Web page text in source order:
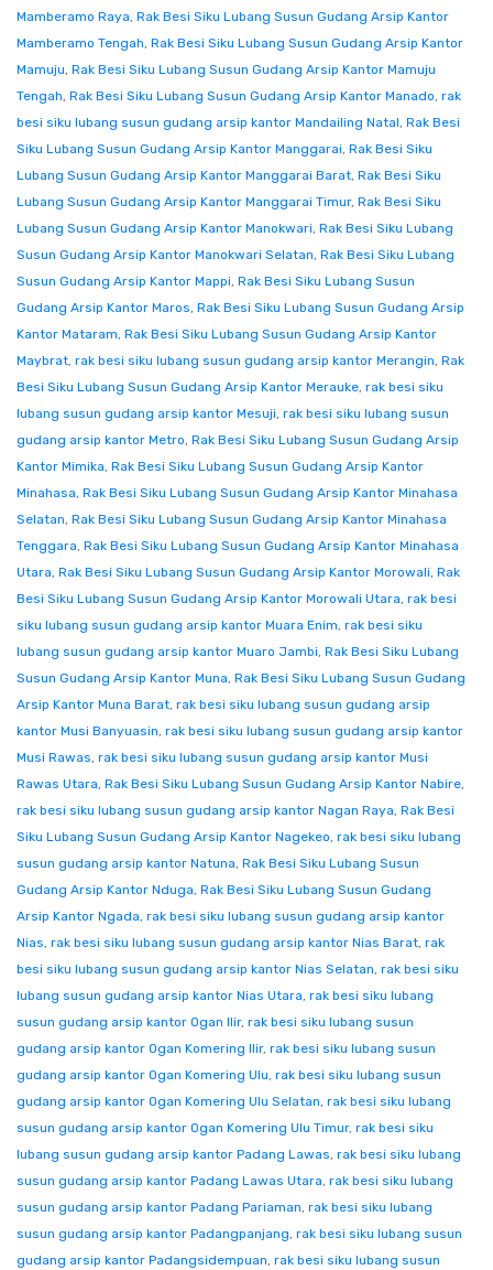
Mamberamo Raya, Rak Besi Siku Lubang Susun Gudang Arsip Kantor
Mamberamo Tengah, Rak Besi Siku Lubang Susun Gudang Arsip Kantor
Mamuju, Rak Besi Siku Lubang Susun Gudang Arsip Kantor Mamuju
Tengah, Rak Besi Siku Lubang Susun Gudang Arsip Kantor Manado, rak
besi siku lubang susun gudang arsip kantor Mandailing Natal, Rak Besi
Siku Lubang Susun Gudang Arsip Kantor Manggarai, Rak Besi Siku
Lubang Susun Gudang Arsip Kantor Manggarai Barat, Rak Besi Siku
Lubang Susun Gudang Arsip Kantor Manggarai Timur, Rak Besi Siku
Lubang Susun Gudang Arsip Kantor Manokwari, Rak Besi Siku Lubang
Susun Gudang Arsip Kantor Manokwari Selatan, Rak Besi Siku Lubang
Susun Gudang Arsip Kantor Mappi, Rak Besi Siku Lubang Susun
Gudang Arsip Kantor Maros, Rak Besi Siku Lubang Susun Gudang Arsip
Kantor Mataram, Rak Besi Siku Lubang Susun Gudang Arsip Kantor
Maybrat, rak besi siku lubang susun gudang arsip kantor Merangin, Rak
Besi Siku Lubang Susun Gudang Arsip Kantor Merauke, rak besi siku
lubang susun gudang arsip kantor Mesuji, rak besi siku lubang susun
gudang arsip kantor Metro, Rak Besi Siku Lubang Susun Gudang Arsip
Kantor Mimika, Rak Besi Siku Lubang Susun Gudang Arsip Kantor
Minahasa, Rak Besi Siku Lubang Susun Gudang Arsip Kantor Minahasa
Selatan, Rak Besi Siku Lubang Susun Gudang Arsip Kantor Minahasa
Tenggara, Rak Besi Siku Lubang Susun Gudang Arsip Kantor Minahasa
Utara, Rak Besi Siku Lubang Susun Gudang Arsip Kantor Morowali, Rak
Besi Siku Lubang Susun Gudang Arsip Kantor Morowali Utara, rak besi
siku lubang susun gudang arsip kantor Muara Enim, rak besi siku
lubang susun gudang arsip kantor Muaro Jambi, Rak Besi Siku Lubang
Susun Gudang Arsip Kantor Muna, Rak Besi Siku Lubang Susun Gudang
Arsip Kantor Muna Barat, rak besi siku lubang susun gudang arsip
kantor Musi Banyuasin, rak besi siku lubang susun gudang arsip kantor
Musi Rawas, rak besi siku lubang susun gudang arsip kantor Musi
Rawas Utara, Rak Besi Siku Lubang Susun Gudang Arsip Kantor Nabire,
rak besi siku lubang susun gudang arsip kantor Nagan Raya, Rak Besi
Siku Lubang Susun Gudang Arsip Kantor Nagekeo, rak besi siku lubang
susun gudang arsip kantor Natuna, Rak Besi Siku Lubang Susun
Gudang Arsip Kantor Nduga, Rak Besi Siku Lubang Susun Gudang
Arsip Kantor Ngada, rak besi siku lubang susun gudang arsip kantor
Nias, rak besi siku lubang susun gudang arsip kantor Nias Barat, rak
besi siku lubang susun gudang arsip kantor Nias Selatan, rak besi siku
lubang susun gudang arsip kantor Nias Utara, rak besi siku lubang
susun gudang arsip kantor Ogan Ilir, rak besi siku lubang susun
gudang arsip kantor Ogan Komering Ilir, rak besi siku lubang susun
gudang arsip kantor Ogan Komering Ulu, rak besi siku lubang susun
gudang arsip kantor Ogan Komering Ulu Selatan, rak besi siku lubang
susun gudang arsip kantor Ogan Komering Ulu Timur, rak besi siku
lubang susun gudang arsip kantor Padang Lawas, rak besi siku lubang
susun gudang arsip kantor Padang Lawas Utara, rak besi siku lubang
susun gudang arsip kantor Padang Pariaman, rak besi siku lubang
susun gudang arsip kantor Padangpanjang, rak besi siku lubang susun
gudang arsip kantor Padangsidempuan, rak besi siku lubang susun